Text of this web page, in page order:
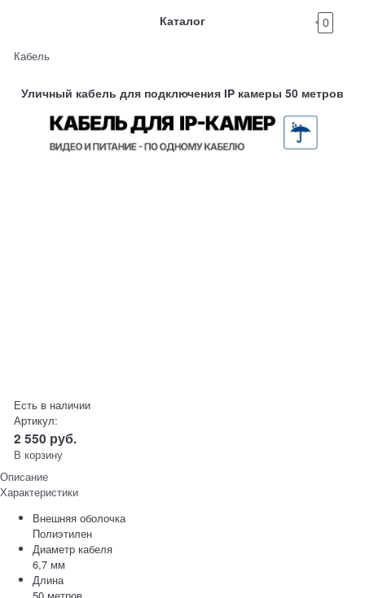
Каталог 0
Кабель
Уличный кабель для подключения IP камеры 50 метров
Есть в наличии
Артикул:
2 550 руб.
В корзину
Описание
Характеристики
Внешняя оболочка
Полиэтилен
Диаметр кабеля
6,7 мм
Длина